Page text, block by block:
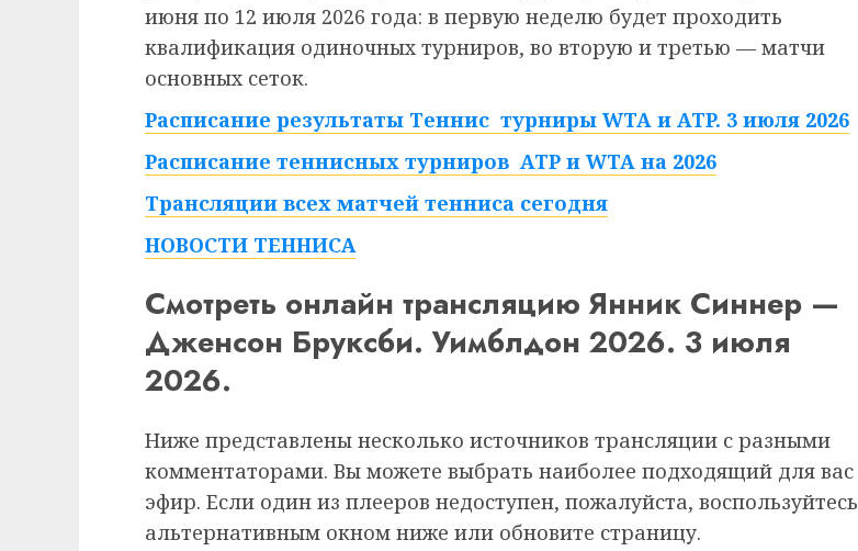
июня по 12 июля 2026 года: в первую неделю будет проходить
квалификация одиночных турниров, во вторую и третью — матчи
основных сеток.
Расписание результаты Теннис турниры WTA и ATP. 3 июля 2026
Расписание теннисных турниров ATP и WTA на 2026
Трансляции всех матчей тенниса сегодня
НОВОСТИ ТЕННИСА
Смотреть онлайн трансляцию Янник Синнер —
Дженсон Бруксби. Уимблдон 2026. 3 июля
2026.
Ниже представлены несколько источников трансляции с разными
комментаторами. Вы можете выбрать наиболее подходящий для вас
эфир. Если один из плееров недоступен, пожалуйста, воспользуйтесь
альтернативным окном ниже или обновите страницу.